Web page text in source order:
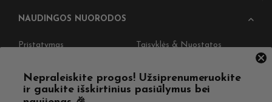
NAUDINGOS NUORODOS
Pristatymas Taisyklės & Nuostatos
Straipsniai Apie Mus
Nepraleiskite progos! Užsiprenumeruokite
ir gaukite išskirtinius pasiūlymus bei